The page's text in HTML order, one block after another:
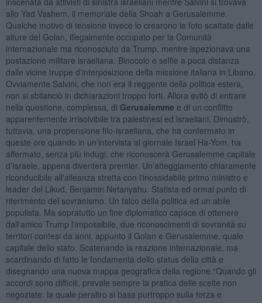
allo Yad Vashem, il memoriale della Shoah a Gerusalemme.
Qualche motivo di tensione invece lo crearono le foto scattate dalle
alture del Golan, illegalmente occupato per la Comunità
internazionale ma riconosciuto da Trump, mentre ispezionava una
postazione militare israeliana. Binocolo e selfie a poca distanza
dalle vicine truppe d'interposizione della missione italiana in Libano.
Ovviamente Salvini, che non era il reggente della politica estera,
non si sbilanciò in dichiarazioni troppo forti. Allora evitò di entrare
nella questione, complessa, di Gerusalemme e di un conflitto
apparentemente irrisolvibile tra palestinesi ed israeliani. Dimostrò,
tuttavia, una propensione filo-israeliana, che ha confermato in
queste ore quando in un’intervista al giornale Israel Ha-Yom, ha
affermato, senza più indugi, che riconoscerà Gerusalemme capitale
d’Israele, appena diventerà premier. Un’atteggiamento chiaramente
riconducibile all'alleanza stretta con l'inossidabile primo ministro e
leader del Likud, Benjamin Netanyahu. Statista ed ormai punto di
riferimento del sovranismo. Un falco della politica ed un abile
populista. Ma sopratutto un fine diplomatico capace di ottenere
dall'amico Trump l'impossibile, due riconoscimenti di sovranità su
territori contesi da anni, appunto il Golan e Gerusalemme, quale
capitale dello stato. Scatenando la reazione internazionale, ma
scardinando di fatto le fondamenta dello status della città e
disegnando una nuova mappa geografica della regione.“Quando gli
accordi sono difficili, prevale sempre la pratica delle scelte non
negoziate: la quale peraltro si basa purtroppo sulla forza e